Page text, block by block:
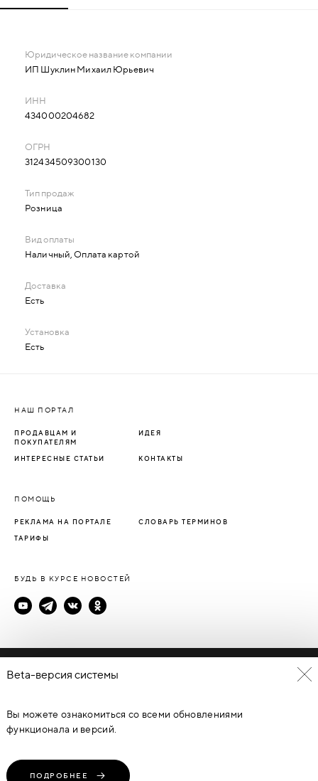
ИП Шуклин Михаил Юрьевич
434000204682
312434509300130
Розница
Наличный, Оплата картой
Есть
Есть
НАШ ПОРТАЛ
ПРОДАВЦАМ И
ПОКУПАТЕЛЯМ
ИДЕЯ
ИНТЕРЕСНЫЕ СТАТЬИ КОНТАКТЫ
ПОМОЩЬ
РЕКЛАМА НА ПОРТАЛЕ СЛОВАРЬ ТЕРМИНОВ
ТАРИФЫ
БУДЬ В КУРСЕ НОВОСТЕЙ
Политика конфиденциальности
© Каталог дверей - DverProf, 2021-2026Материалы сайта
являются объектами авторского права. Запрещается
копирование, распространение, любое использование
ФЕДЕРАЦИИ ОТ 09.07.93Г. №5351-1 “ОБ АВТОРСКОМ ПРАВЕ И
СМЕЖНЫХ ПРАВАХ” (с изменениями от 19 июля 1995 г., 20 июля
Beta-версия системы
Вы можете ознакомиться со всеми обновлениями
функционала и версий.
ПОДРОБНЕЕ